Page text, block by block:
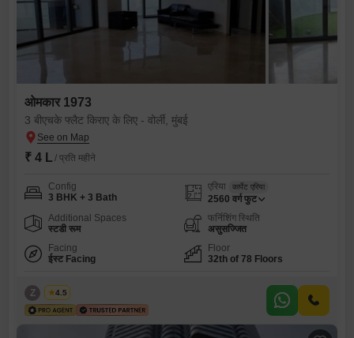
ओमकार 1973
3 बीएचके फ्लैट किराए के लिए - वोर्ली, मुंबई
₹ 4 L / प्रति महीने
Config
3 BHK + 3 Bath
एरिया कार्पेट एरिया
2560 वर्ग फुट
Additional Spaces
स्टडी रूम
फर्निशिंग स्थिति
असुसज्जित
Facing
ईस्ट Facing
Floor
32th of 78 Floors
Z Zeltro
4.5